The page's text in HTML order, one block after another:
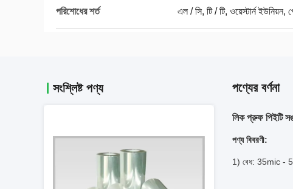
পরিশোধের শর্ত এল / সি, টি / টি, ওয়েস্টার্ন ইউনিয়ন,
সংশ্লিষ্ট পণ্য পণ্যের বর্ণনা
লিক প্রুফ পিইটি
পণ্য বিবরণী:
1) বেধ: 35mic -